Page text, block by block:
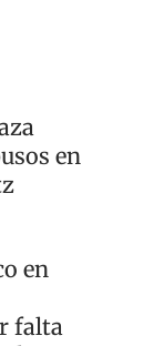
en
en
falta